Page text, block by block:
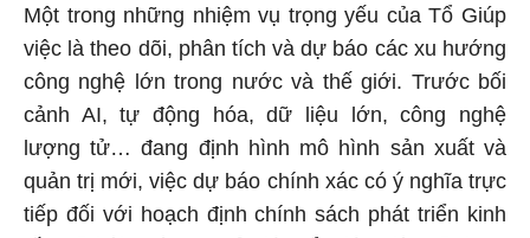
Một trong những nhiệm vụ trọng yếu của Tổ Giúp
việc là theo dõi, phân tích và dự báo các xu hướng
công nghệ lớn trong nước và thế giới. Trước bối
cảnh AI, tự động hóa, dữ liệu lớn, công nghệ
lượng tử… đang định hình mô hình sản xuất và
quản trị mới, việc dự báo chính xác có ý nghĩa trực
tiếp đối với hoạch định chính sách phát triển kinh